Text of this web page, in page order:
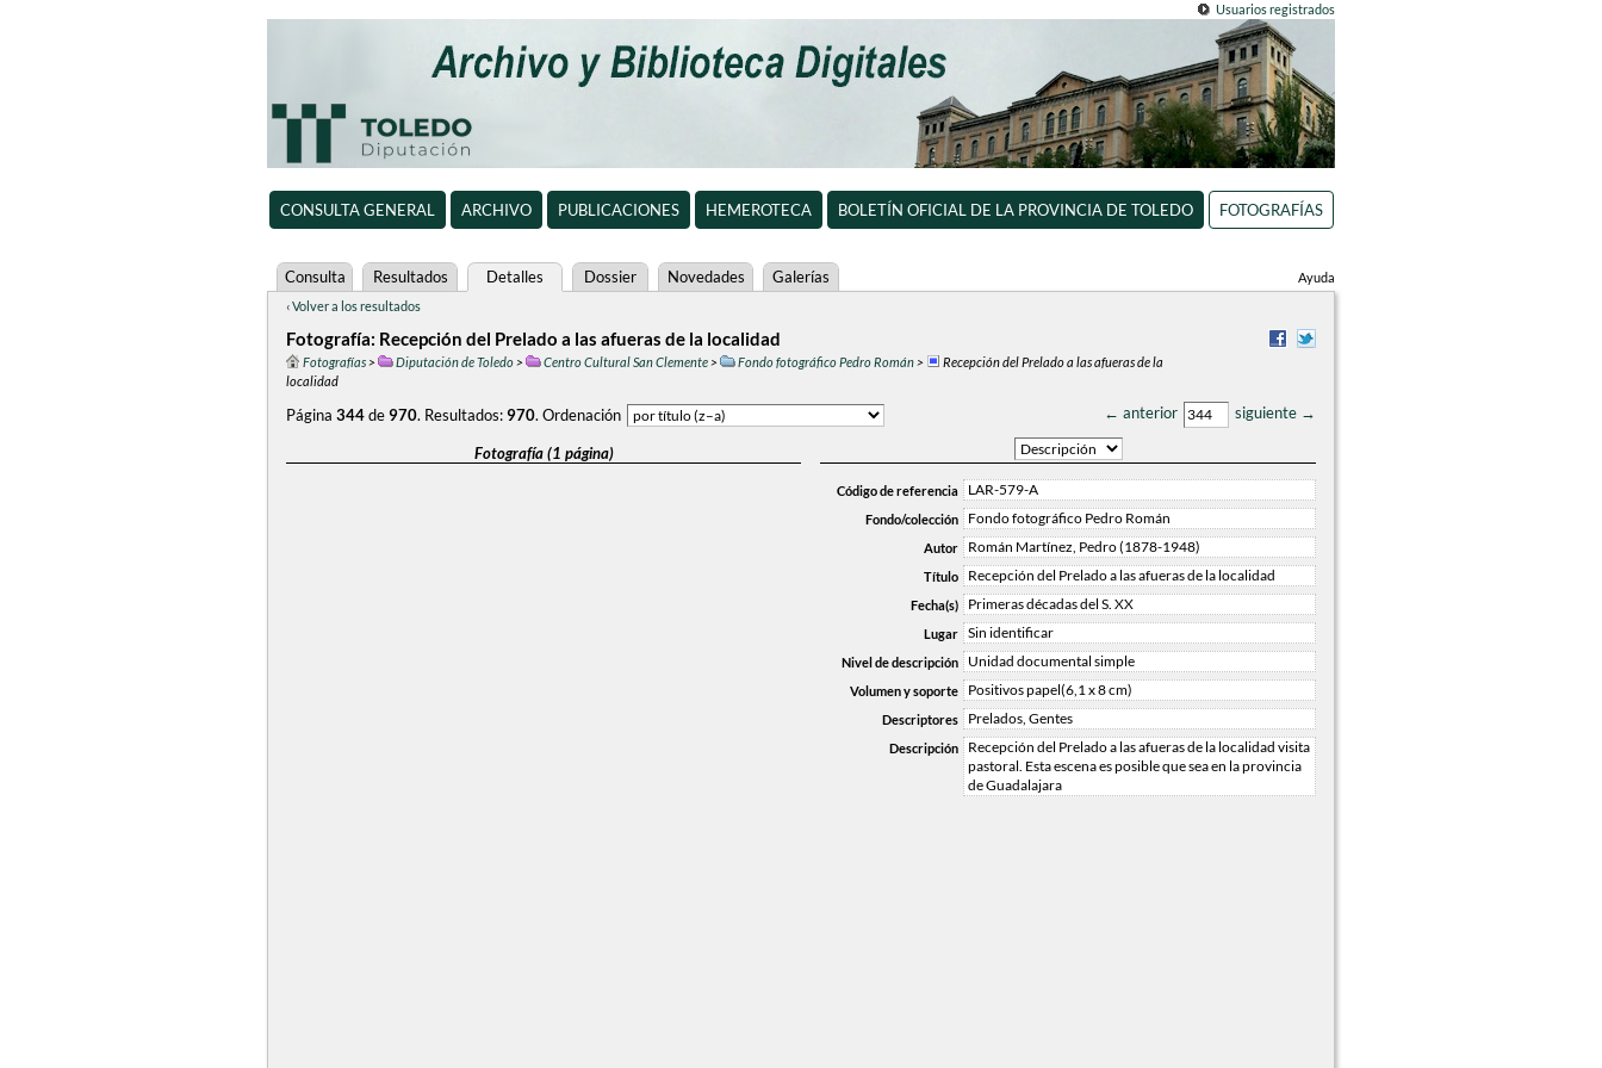
Usuarios registrados
CONSULTA GENERAL ARCHIVO PUBLICACIONES HEMEROTECA BOLETÍN OFICIAL DE LA PROVINCIA DE TOLEDO FOTOGRAFÍAS
Ayuda
Consulta Resultados Detalles Dossier Novedades Galerías
‹ Volver a los resultados
Fotografía: Recepción del Prelado a las afueras de la localidad
Fotografías> Diputación de Toledo> Centro Cultural San Clemente> Fondo fotográfico Pedro Román>
Recepción del Prelado a las afueras de la
localidad
← anterior siguiente →
Página 344de970. Resultados:970. Ordenación
Fotografía (1 página)
Código de referencia LAR-579-A
Fondo/colección Fondo fotográfico Pedro Román
Autor Román Martínez, Pedro (1878-1948)
Título Recepción del Prelado a las afueras de la localidad
Fecha(s) Primeras décadas del S. XX
Lugar Sin identificar
Nivel de descripción Unidad documental simple
Volumen y soporte Positivos papel(6,1 x 8 cm)
Descriptores Prelados, Gentes
Descripción
Recepción del Prelado a las afueras de la localidad visita
pastoral. Esta escena es posible que sea en la provincia
de Guadalajara